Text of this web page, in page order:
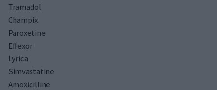
Tramadol
Champix
Paroxetine
Effexor
Lyrica
Simvastatine
Amoxicilline